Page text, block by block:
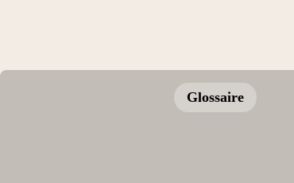
Glossaire